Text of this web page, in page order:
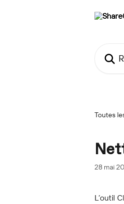
Toutes
28 mai
L’outil